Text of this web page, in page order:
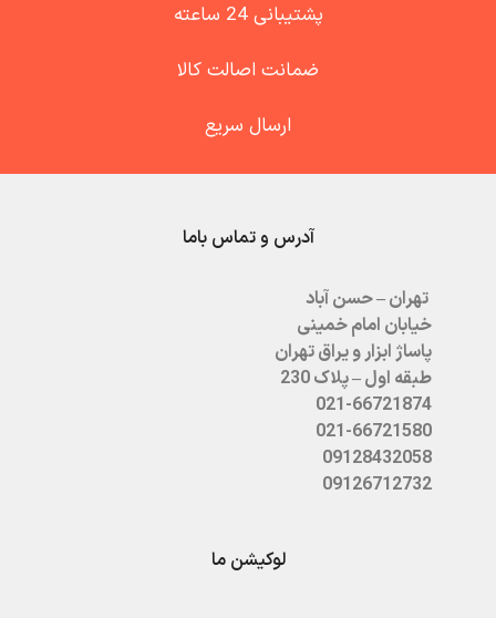
پشتیبانی 24 ساعته
ضمانت اصالت کالا
ارسال سریع
آدرس و تماس باما
تهران – حسن آباد
خیابان امام خمینی
پاساژ ابزار و یراق تهران
طبقه اول – پلاک 230
021-66721874
021-66721580
09128432058
09126712732
لوکیشن ما